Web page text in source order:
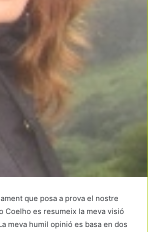
que posa a prova el nostre
Coelho es resumeix la meva visió
meva humil opinió es basa en dos